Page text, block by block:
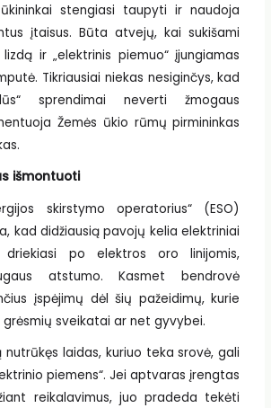
stengiasi taupyti ir naudoja
įtaisus. Būta atvejų, kai sukišami
ir „elektrinis piemuo“ įjungiamas
Tikriausiai niekas nesiginčys, kad
sprendimai neverti žmogaus
Žemės ūkio rūmų pirmininkas
išmontuoti
skirstymo operatorius“ (ESO)
kad didžiausią pavojų kelia elektriniai
driekiasi po elektros oro linijomis,
atstumo. Kasmet bendrovė
įspėjimų dėl šių pažeidimų, kurie
sveikatai ar net gyvybei.
laidas, kuriuo teka srovė, gali
piemens“. Jei aptvaras įrengtas
reikalavimus, juo pradeda tekėti